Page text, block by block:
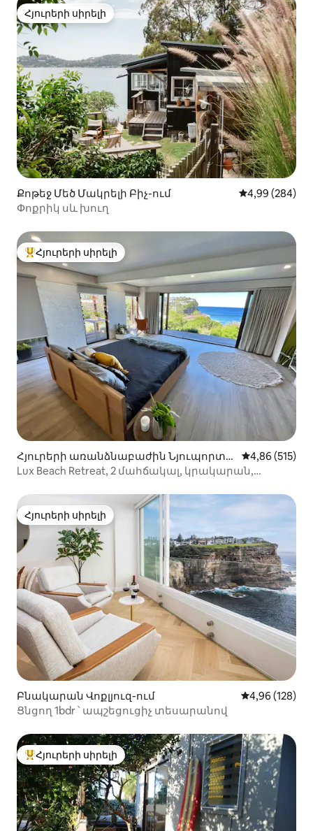
Հյուրերի սիրելի
Հյուրերի սիրելի
Քոթեջ Մեծ Մակրելի Բիչ-ում Միջին
4,99 (284)
Փոքրիկ սև խուղ
Հյուրերի սիրելի լավագույն տները
Հյուրերի սիրելի
Հյուրերի առանձնաբաժին Նյուպորտ-
ում
Միջին
4,86 (515)
Lux Beach Retreat, 2 մահճակալ, կրակարան,
Հյուրերի սիրելի
Հյուրերի սիրելի
Բնակարան Վոքլյուզ-ում Միջին
4,96 (128)
Ցնցող 1bdr ՝ ապշեցուցիչ տեսարանով
Հյուրերի սիրելի լավագույն տները
Հյուրերի սիրելի